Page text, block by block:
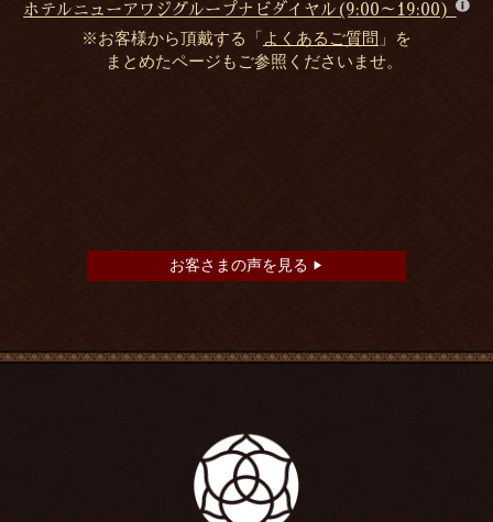
ホテルニューアワジグループナビダイヤル(9:00～19:00)
※お客様から頂戴する「よくあるご質問 」を
まとめたページもご参照くださいませ。
お客さまの声を見る ▶